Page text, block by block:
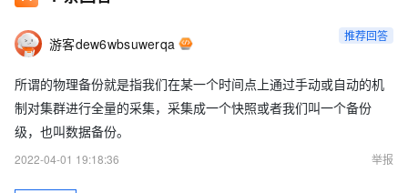
游客dew6wbsuwerqa 推荐回答
所谓的物理备份就是指我们在某一个时间点上通过手动或自动的机
制对集群进行全量的采集，采集成一个快照或者我们叫一个备份
级，也叫数据备份。
2022-04-01 19:18:36
举报